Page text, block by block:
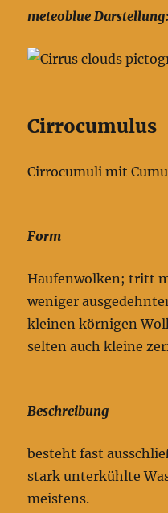
meteoblue Darstellung:
Cirrocumulus
Cirrocumuli mit
Form
Haufenwolken; tritt
weniger
kleinen körnigen
selten auch kleine
Beschreibung
besteht fast
stark unterkühlte
meistens.